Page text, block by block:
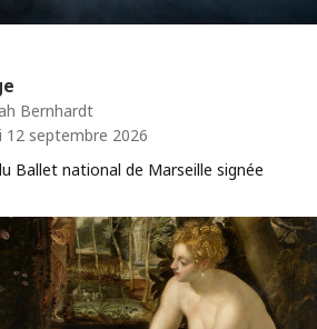
Bernhardt
12 septembre 2026
Ballet national de Marseille signée